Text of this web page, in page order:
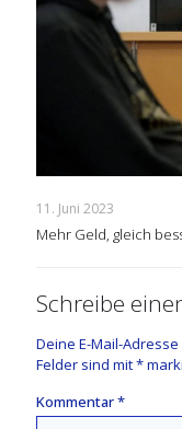
11. Juni 2023
Mehr Geld, gleich
Schreibe
Deine E-Mail-
Felder sind mit*
Kommentar*